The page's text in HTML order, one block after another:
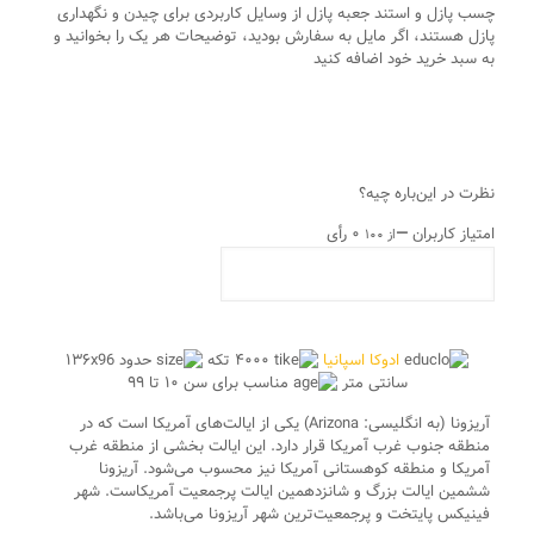
چسب پازل و استند جعبه پازل از وسایل کاربردی برای چیدن و نگهداری
پازل هستند، اگر مایل به سفارش بودید، توضیحات هر یک را بخوانید و
به سبد خرید خود اضافه کنید
نظرت در این‌باره چیه؟
امتیاز کاربران—از ۱۰۰ ۰ رأی
ادوکا اسپانیا
حدود ۱۳۶x96
سانتی متر
مناسب برای سن ۱۰ تا ۹۹
آریزونا (به انگلیسی: Arizona) یکی از ایالت‌های آمریکا است که در
منطقه جنوب غرب آمریکا قرار دارد. این ایالت بخشی از منطقه غرب
آمریکا و منطقه کوهستانی آمریکا نیز محسوب می‌شود. آریزونا
ششمین ایالت بزرگ و شانزدهمین ایالت پرجمعیت آمریکاست. شهر
فینیکس پایتخت و پرجمعیت‌ترین شهر آریزونا می‌باشد.